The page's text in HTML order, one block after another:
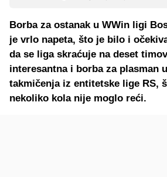
Borba za ostanak u WWin ligi
je vrlo napeta, što je bilo i
da se liga skraćuje na deset
interesantna i borba za plasman
takmičenja iz entitetske lige RS,
nekoliko kola nije moglo reći.